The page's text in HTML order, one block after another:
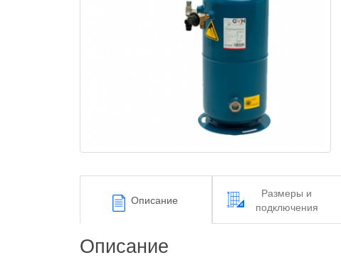
Описание
Размеры и
подключения
Описание